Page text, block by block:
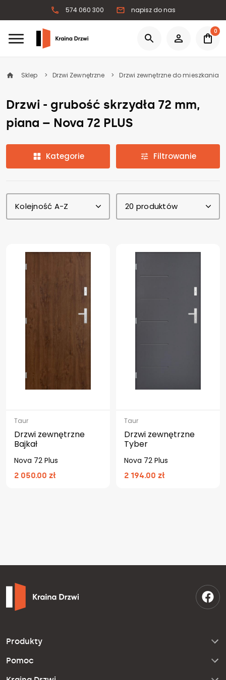
574 060 300 napisz do nas
0
Sklep Drzwi Zewnętrzne Drzwi zewnętrzne do mieszkania
Drzwi - grubość skrzydła 72 mm,
piana – Nova 72 PLUS
Kategorie Filtrowanie
Kolejność A-Z 20 produktów
Taur
Drzwi zewnętrzne
Bajkał
Nova 72 Plus
2 050.00 zł
Taur
Drzwi zewnętrzne
Tyber
Nova 72 Plus
2 194.00 zł
Produkty
Pomoc